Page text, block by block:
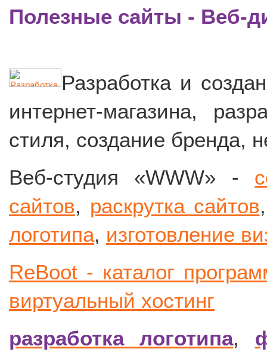
Полезные сайты - Веб-
Разработка и
интернет-магазина,
стиля, создание бренда,
Веб-студия «WWW» -
сайтов, раскрутка сайтов
логотипа, изготовление
ReBoot - каталог
виртуальный хостинг
разработка логотипа,